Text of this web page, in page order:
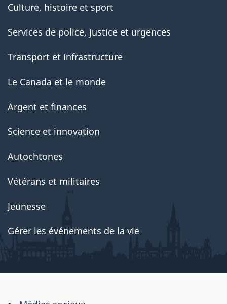
Culture, histoire et sport
Services de police, justice et urgences
Transport et infrastructure
Le Canada et le monde
Argent et finances
Science et innovation
Autochtones
Vétérans et militaires
Jeunesse
Gérer les événements de la vie